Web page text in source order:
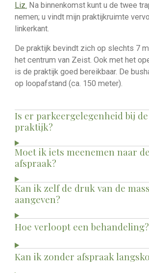
Liz. Na binnenkomst kunt u de twee
nemen; u vindt mijn praktijkruimte
linkerkant.
De praktijk bevindt zich op slechts 7
het centrum van Zeist. Ook met het
is de praktijk goed bereikbaar. De
op loopafstand (ca. 150 meter).
Is er parkeergelegenheid bij de
praktijk?
Moet ik iets meenemen naar de
afspraak?
Kan ik zelf de druk van de
aangeven?
Hoe verloopt een behandeling?
Kan ik zonder afspraak